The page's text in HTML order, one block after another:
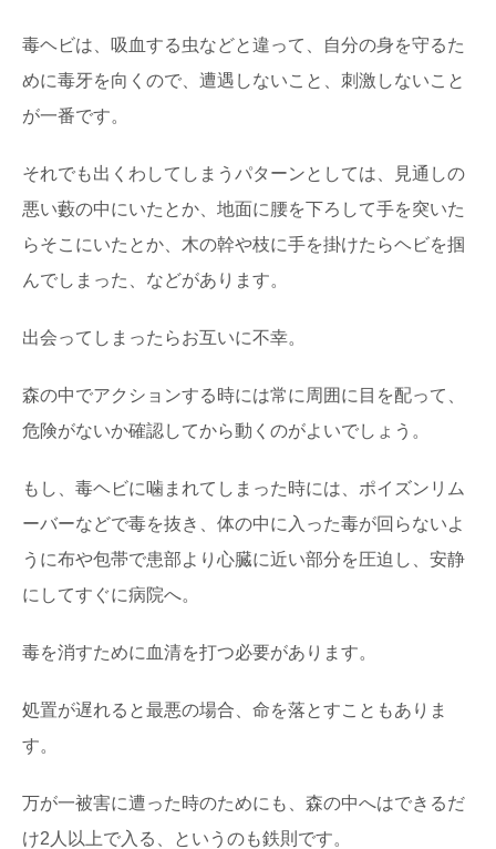
毒ヘビは、吸血する虫などと違って、自分の身を守るた
めに毒牙を向くので、遭遇しないこと、刺激しないこと
が一番です。
それでも出くわしてしまうパターンとしては、見通しの
悪い藪の中にいたとか、地面に腰を下ろして手を突いた
らそこにいたとか、木の幹や枝に手を掛けたらヘビを掴
んでしまった、などがあります。
出会ってしまったらお互いに不幸。
森の中でアクションする時には常に周囲に目を配って、
危険がないか確認してから動くのがよいでしょう。
もし、毒ヘビに噛まれてしまった時には、ポイズンリム
ーバーなどで毒を抜き、体の中に入った毒が回らないよ
うに布や包帯で患部より心臓に近い部分を圧迫し、安静
にしてすぐに病院へ。
毒を消すために血清を打つ必要があります。
処置が遅れると最悪の場合、命を落とすこともありま
す。
万が一被害に遭った時のためにも、森の中へはできるだ
け2人以上で入る、というのも鉄則です。